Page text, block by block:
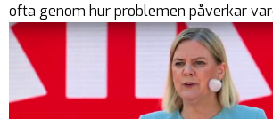
ofta genom hur problemen påverkar